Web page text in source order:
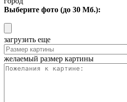
Выберите фото (до 30 Мб.):
загрузить еще
желаемый размер картины